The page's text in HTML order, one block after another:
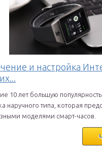
и настройка
10 лет большую
наручного типа, которая
моделями смарт-часов.